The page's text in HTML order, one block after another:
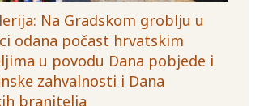
Na Gradskom groblju u
odana počast hrvatskim
u povodu Dana pobjede i
zahvalnosti i Dana
branitelja